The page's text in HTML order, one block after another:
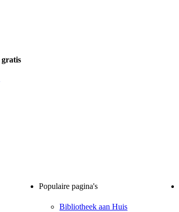
gratis
Populaire pagina's
Bibliotheek aan Huis